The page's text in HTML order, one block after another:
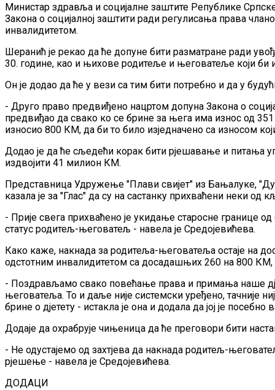
Министар здравља и социјалне заштите Републике
Закона о социјалној заштити ради регулисања права
инвалидитетом.
Шеранић је рекао да ће допуне бити разматране ради
30. године, као и њихове родитеље и његоватеље који
Он је додао да ће у вези са тим бити потребно и да у
- Друго право предвиђено нацртом допуна Закона о
предвиђао да свако ко се брине за њега има износ од
износио 800 КМ, да би то било изједначено са износом
Додао је да ће сљедећи корак бити рјешавање и питања
издвојити 41 милион КМ.
Представница Удружење "Плави свијет" из Бањалуке,
казала је за "Глас" да су на састанку прихваћени неки од
- Прије свега прихваћено је укидање старосне границе
статус родитељ-његоватељ - навела је Средојевићева.
Како каже, накнада за родитеља-његоватеља остаје на
одстотним инвалидитетом са досадашњих 260 на 800
- Поздрављамо свако повећање права и примања наше
његоватеља. То и даље није системски уређено, тачније
брине о дјетету - истакла је она и додала да јој је
Додаје да охрабрује чињеница да ће преговори бити
- Не одустајемо од захтјева да накнада родитељ-
рјешење - навела је Средојевићева.
ДОДАЦИ